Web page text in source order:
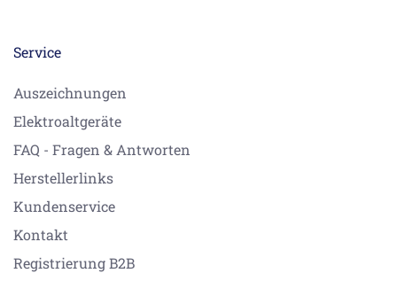
Service
Auszeichnungen
Elektroaltgeräte
FAQ - Fragen & Antworten
Herstellerlinks
Kundenservice
Kontakt
Registrierung B2B